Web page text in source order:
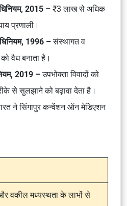
2015 – ₹3 लाख से अधिक
प्रणाली।
1996 –संस्थागत व
वैध बनाता है।
2019 –उपभोक्ता विवादों को
से सुलझाने को बढ़ावा देता है।
ने सिंगापुर कन्वेंशन ऑन मेडिएशन
वकील मध्यस्थता के लाभों से